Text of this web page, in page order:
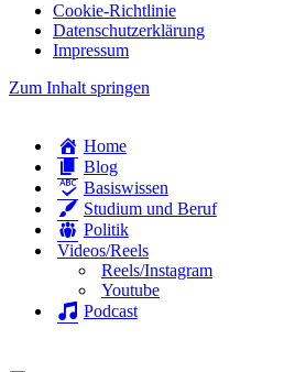
Cookie-Richtlinie
Datenschutzerklärung
Impressum
Zum Inhalt springen
Home
Blog
Basiswissen
Studium und Beruf
Politik
Videos/Reels
Reels/Instagram
Youtube
Podcast